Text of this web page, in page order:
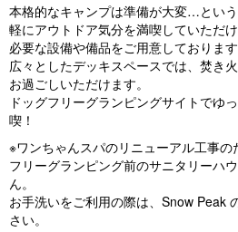
本格的なキャンプは準備が大変…とい
軽にアウトドア気分を満喫していただけ
必要な設備や備品をご用意しております
広々としたデッキスペースでは、焚き
お過ごしいただけます。
ドッグフリーグランピングサイトでゆ
喫！
※ワンちゃんスパのリニューアル工事
フリーグランピング前のサニタリーハ
ん。
お手洗いをご利用の際は、Snow Peak
さい。